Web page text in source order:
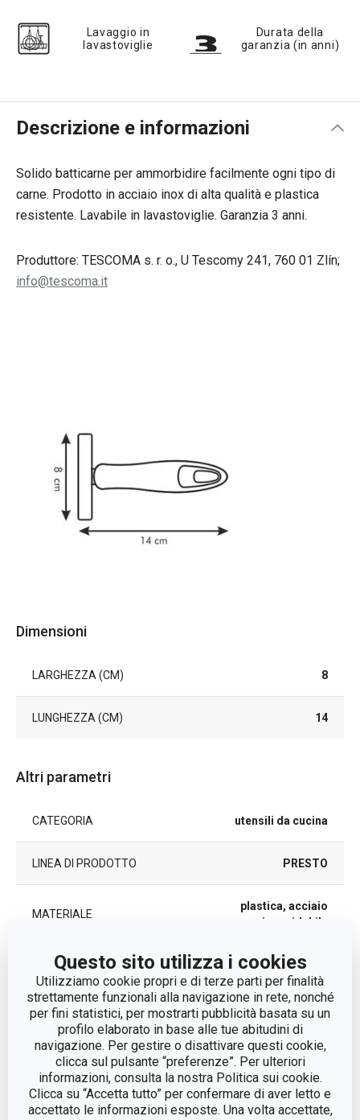
Questo sito utilizza i cookies
Utilizziamo cookie propri e di terze parti per finalità
strettamente funzionali alla navigazione in rete, nonché
per fini statistici, per mostrarti pubblicità basata su un
profilo elaborato in base alle tue abitudini di
navigazione. Per gestire o disattivare questi cookie,
clicca sul pulsante “preferenze”. Per ulteriori
informazioni, consulta la nostra Politica sui cookie.
Clicca su “Accetta tutto” per confermare di aver letto e
accettato le informazioni esposte. Una volta accettate,
Lavaggio in
lavastoviglie
Durata della
garanzia (in anni)
Descrizione e informazioni
Solido batticarne per ammorbidire facilmente ogni tipo di
carne. Prodotto in acciaio inox di alta qualità e plastica
resistente. Lavabile in lavastoviglie. Garanzia 3 anni.
Produttore: TESCOMA s. r. o., U Tescomy 241, 760 01 Zlín;
info@tescoma.it
Dimensioni
LARGHEZZA (CM) 8
LUNGHEZZA (CM) 14
Altri parametri
CATEGORIA utensili da cucina
LINEA DI PRODOTTO PRESTO
MATERIALE
plastica, acciaio
inossidabile
TIPO batticarne
COLORE Acciaio
LAVAGGIO IN
LAVASTOVIGLIE
Sì
EAN 8595028437669